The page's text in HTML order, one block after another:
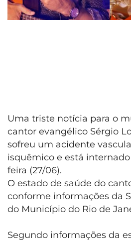
Uma triste notícia para o
cantor evangélico Sérgio
sofreu um acidente
isquêmico e está
feira (27/06).
O estado de saúde do
conforme informações da
do Município do Rio de
Segundo informações da